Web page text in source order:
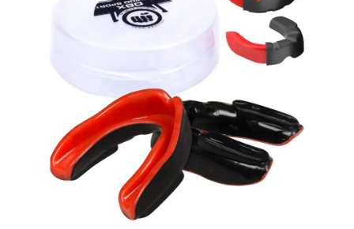
hvězdiček.